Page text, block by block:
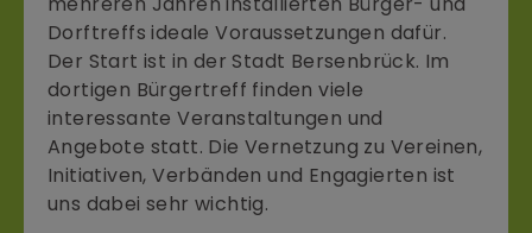
Dorftreffs ideale Voraussetzungen dafür.
Der Start ist in der Stadt Bersenbrück. Im
dortigen Bürgertreff finden viele
interessante Veranstaltungen und
Angebote statt. Die Vernetzung zu Vereinen,
Initiativen, Verbänden und Engagierten ist
uns dabei sehr wichtig.